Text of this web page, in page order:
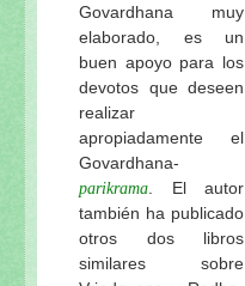
Govardhana muy
elaborado, es un
buen apoyo para los
devotos que deseen
realizar
apropiadamente el
Govardhana-
parikrama . El autor
también ha publicado
otros dos libros
similares sobre